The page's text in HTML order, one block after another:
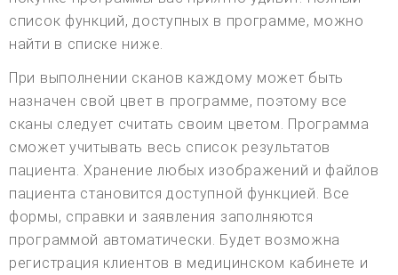
список функций, доступных в программе, можно
найти в списке ниже.
При выполнении сканов каждому может быть
назначен свой цвет в программе, поэтому все
сканы следует считать своим цветом. Программа
сможет учитывать весь список результатов
пациента. Хранение любых изображений и файлов
пациента становится доступной функцией. Все
формы, справки и заявления заполняются
программой автоматически. Будет возможна
регистрация клиентов в медицинском кабинете и